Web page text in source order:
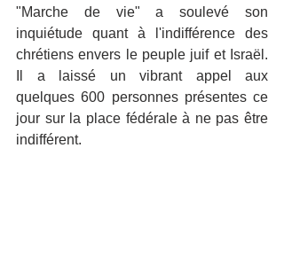
"Marche de vie" a soulevé son
inquiétude quant à l'indifférence des
chrétiens envers le peuple juif et Israël.
Il a laissé un vibrant appel aux
quelques 600 personnes présentes ce
jour sur la place fédérale à ne pas être
indifférent.